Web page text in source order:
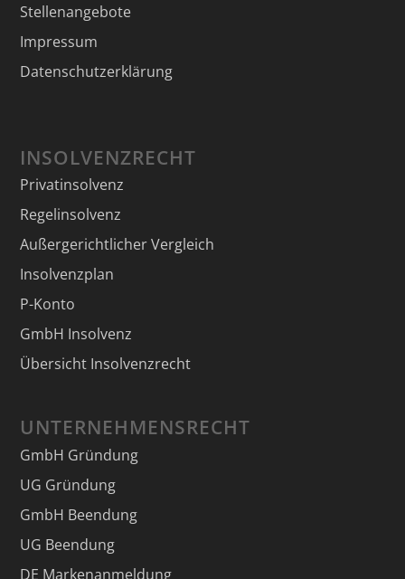
Stellenangebote
Impressum
Datenschutzerklärung
INSOLVENZRECHT
Privatinsolvenz
Regelinsolvenz
Außergerichtlicher Vergleich
Insolvenzplan
P-Konto
GmbH Insolvenz
Übersicht Insolvenzrecht
UNTERNEHMENSRECHT
GmbH Gründung
UG Gründung
GmbH Beendung
UG Beendung
DE Markenanmeldung